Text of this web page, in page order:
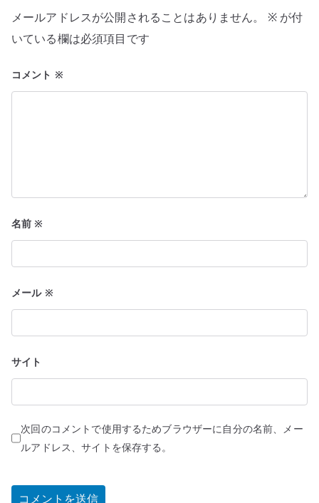
シ
ョ
ン
メールアドレスが公開されることはありません。 ※が付
いている欄は必須項目です
コメント ※
名前※
メール ※
サイト
次回のコメントで使用するためブラウザーに自分の名前、メー
ルアドレス、サイトを保存する。